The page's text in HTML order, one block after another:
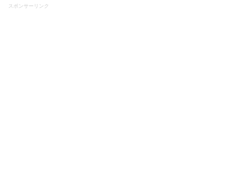
スポンサーリンク